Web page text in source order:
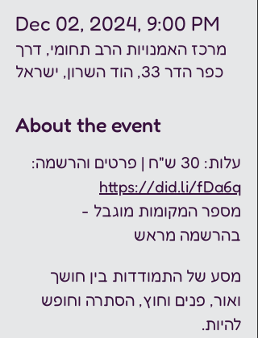
Dec 02, 2024, 9:00 PM
מרכז האמנויות הרב תחומי, דרך
כפר הדר 33, הוד השרון, ישראל
About the event
עלות: 30 ש"ח | פרטים והרשמה:
https://did.li/fDa6q
מספר המקומות מוגבל -
בהרשמה מראש
מסע של התמודדות בין חושך
ואור, פנים וחוץ, הסתרה וחופש
להיות.